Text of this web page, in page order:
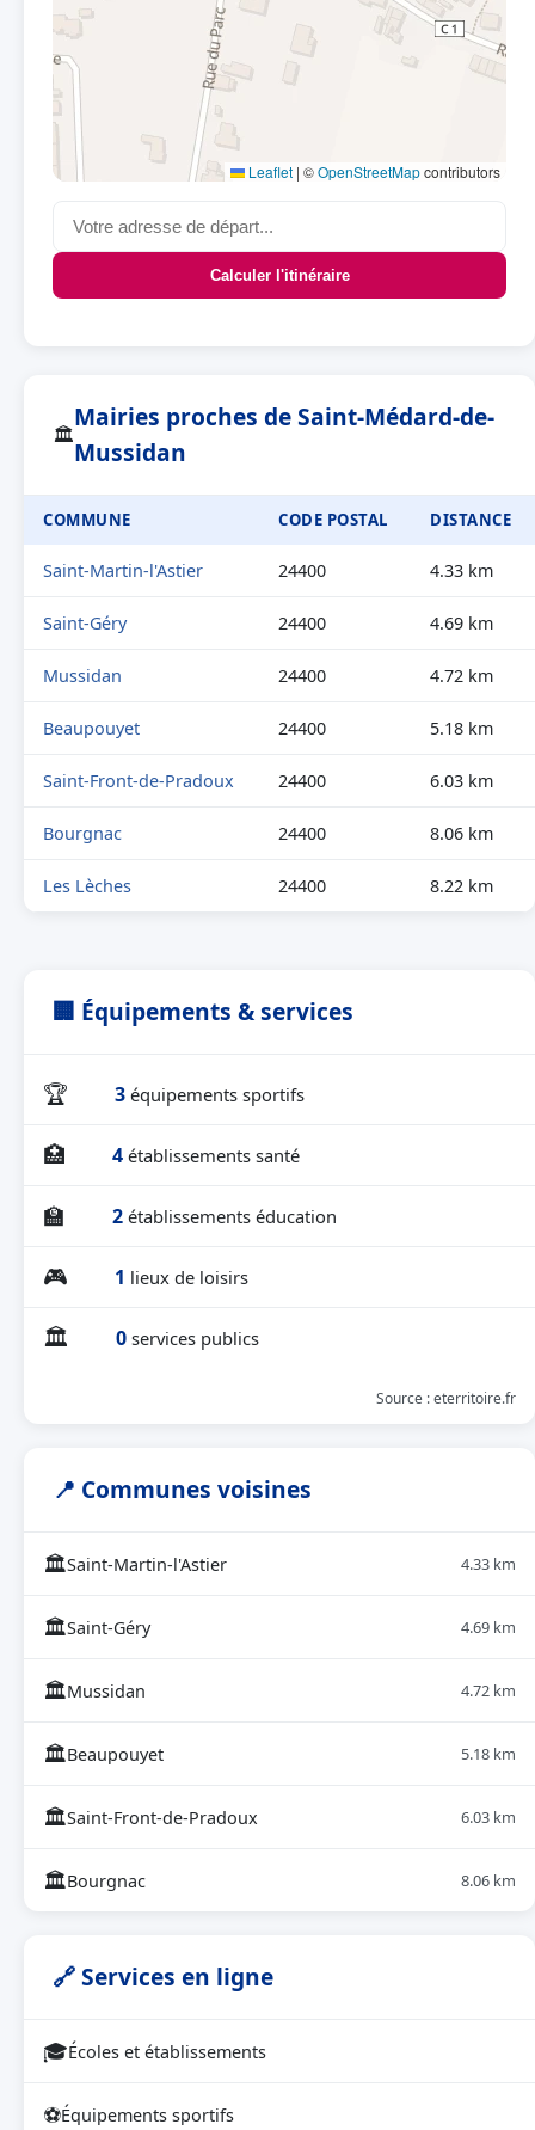
Leaflet | ©OpenStreetMapcontributors
Calculer l'itinéraire
🏛
Mairies proches de Saint-Médard-de-
Mussidan
COMMUNE CODE POSTAL DISTANCE
Saint-Martin-l'Astier 24400 4.33 km
Saint-Géry 24400 4.69 km
Mussidan 24400 4.72 km
Beaupouyet 24400 5.18 km
Saint-Front-de-Pradoux 24400 6.03 km
Bourgnac 24400 8.06 km
Les Lèches 24400 8.22 km
🏢 Équipements & services
🏆 3 équipements sportifs
🏥 4 établissements santé
🏫 2 établissements éducation
🎮 1 lieux de loisirs
🏛 0 services publics
Source : eterritoire.fr
📍 Communes voisines
🏛Saint-Martin-l'Astier 4.33 km
🏛Saint-Géry 4.69 km
🏛Mussidan 4.72 km
🏛Beaupouyet 5.18 km
🏛Saint-Front-de-Pradoux 6.03 km
🏛Bourgnac 8.06 km
🔗 Services en ligne
🎓Écoles et établissements
⚽Équipements sportifs